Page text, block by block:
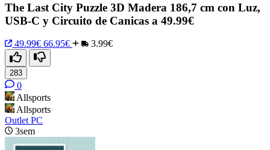
The Last City Puzzle 3D Madera 186,7 cm con Luz,
USB-C y Circuito de Canicas a 49.99€
49.99€ 66.95€ 3.99€
283
0
Allsports
Allsports
Outlet PC
3sem